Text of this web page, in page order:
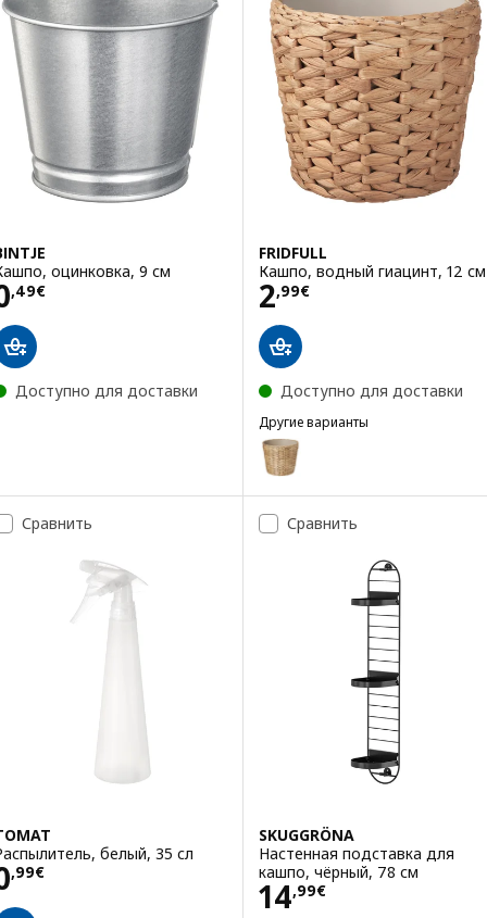
оцинковка, 9 см
,49€ 0,49€
Доступно для доставки
FRIDFULL
Кашпо, водный гиацинт, 12 см
2,99€
Цена 2,99€
Доступно для доставки
Другие варианты
FRIDFULL
Вариант: FRIDFULL, Кашпо,
Вариант: FRIDFULL, Кашпо,
Сравнить
белый, 35 сл
,99€ 0,99€
Сравнить
SKUGGRÖNA
Настенная подставка для
кашпо, чёрный, 78 см
14,99€
Цена 14,99€